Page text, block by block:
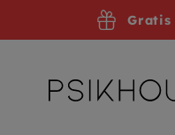
Gratis